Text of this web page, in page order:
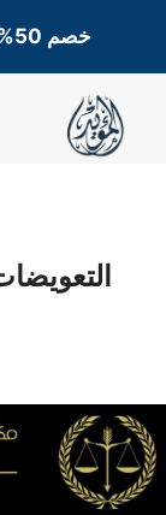
المحتوى
خصم 50% على خدمات والاستشارات القانونية